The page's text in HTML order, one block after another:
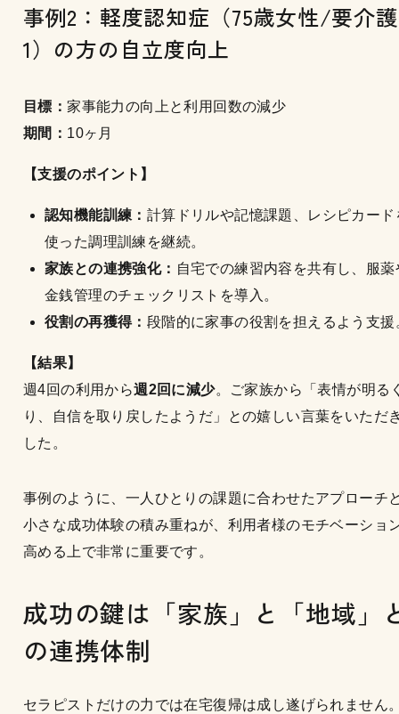
事例2：軽度認知症（75歳女性/要介護
1）の方の自立度向上
目標：家事能力の向上と利用回数の減少
期間： 10ヶ月
【支援のポイント】
認知機能訓練： 計算ドリルや記憶課題、レシピカード
使った調理訓練を継続。
家族との連携強化： 自宅での練習内容を共有し、服薬
金銭管理のチェックリストを導入。
役割の再獲得： 段階的に家事の役割を担えるよう支援
【結果】
週4回の利用から週2回に減少。ご家族から「表情が明る
り、自信を取り戻したようだ」との嬉しい言葉をいただ
した。
事例のように、一人ひとりの課題に合わせたアプローチ
小さな成功体験の積み重ねが、利用者様のモチベーショ
高める上で非常に重要です。
成功の鍵は「家族」と「地域」
の連携体制
セラピストだけの力では在宅復帰は成し遂げられません